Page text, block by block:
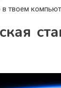
в твоем